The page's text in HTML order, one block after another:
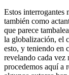
Estos interrogantes
también como
que parece
la globalización, el
esto, y teniendo en
revelando cada vez
procedemos aquí a